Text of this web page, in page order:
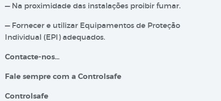
— Na proximidade das instalações proibir fumar.
— Fornecer e utilizar Equipamentos de Proteção
Individual (EPI) adequados.
Contacte-nos…
Fale sempre com a Controlsafe
Controlsafe